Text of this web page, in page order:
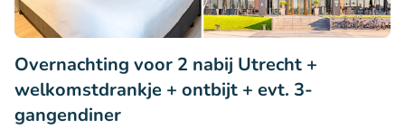
Overnachting voor 2 nabij Utrecht +
welkomstdrankje + ontbijt + evt. 3-
gangendiner